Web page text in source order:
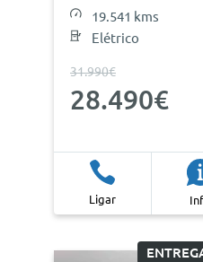
19.541 kms
Elétrico
31.990€
28.490€
Ligar